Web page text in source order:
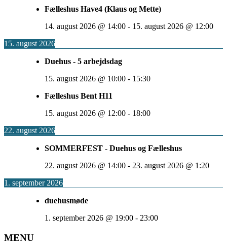
Fælleshus Have4 (Klaus og Mette)
14. august 2026 @ 14:00 - 15. august 2026 @ 12:00
15. august 2026
Duehus - 5 arbejdsdag
15. august 2026 @ 10:00 - 15:30
Fælleshus Bent H11
15. august 2026 @ 12:00 - 18:00
22. august 2026
SOMMERFEST - Duehus og Fælleshus
22. august 2026 @ 14:00 - 23. august 2026 @ 1:20
1. september 2026
duehusmøde
1. september 2026 @ 19:00 - 23:00
MENU